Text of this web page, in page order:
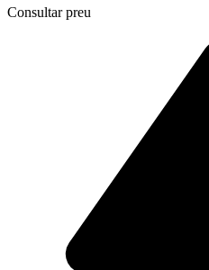
Consultar preu